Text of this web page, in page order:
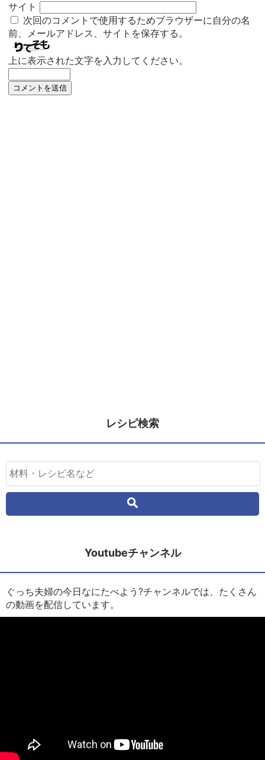
サイト
次回のコメントで使用するためブラウザーに自分の名
前、メールアドレス、サイトを保存する。
上に表示された文字を入力してください。
レシピ検索
Youtubeチャンネル
ぐっち夫婦の今日なにたべよう?チャンネルでは、たくさん
の動画を配信しています。